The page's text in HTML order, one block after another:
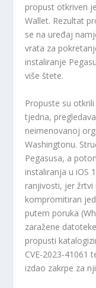
propust otkriven
Wallet. Rezultat
se na uređaj
vrata za
instaliranje
više štete.
Propuste su
tjedna,
neimenovanoj
Washingtonu.
Pegasusa, a
instaliranja u iOS
ranjivosti, jer
kompromitiran
putem poruka
zaražene
propusti
CVE-2023-41061
izdao zakrpe za